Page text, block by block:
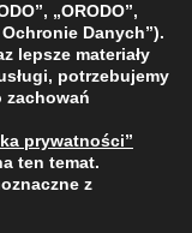
„ORODO”,
Danych”).
lepsze materiały
potrzebujemy
zachowań
prywatności”
ten temat.
z